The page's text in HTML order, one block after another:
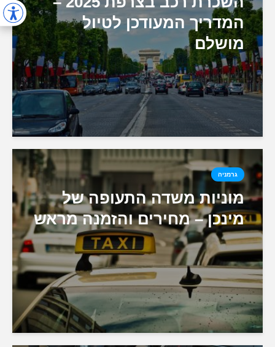
המדריך המעודכן לטיול
מושלם
גרמניה
מוניות משדה התעופה של
מינכן – מחירים והזמנה מראש